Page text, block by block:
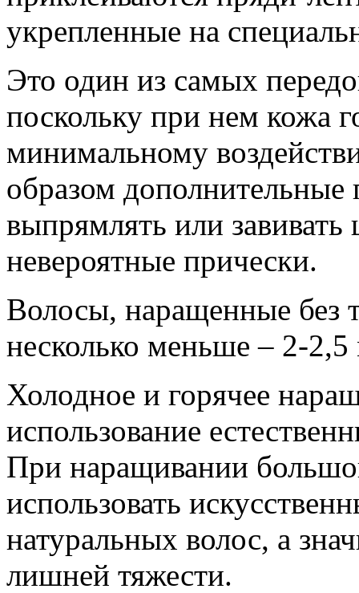
укрепленные на
Это один из самых
поскольку при нем кожа
минимальному
образом
выпрямлять или
невероятные прически.
Волосы, наращенные без
несколько меньше – 2-2,5
Холодное и горячее
использование
При наращивании
использовать
натуральных волос, а
лишней тяжести.